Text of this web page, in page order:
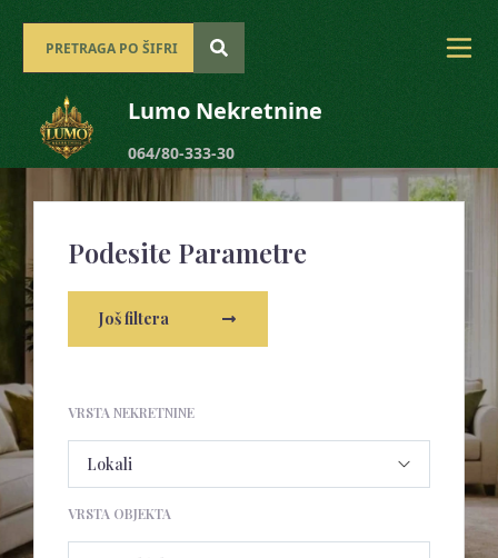
Lumo Nekretnine
064/80-333-30
Podesite Parametre
Još filtera
VRSTA NEKRETNINE
VRSTA OBJEKTA